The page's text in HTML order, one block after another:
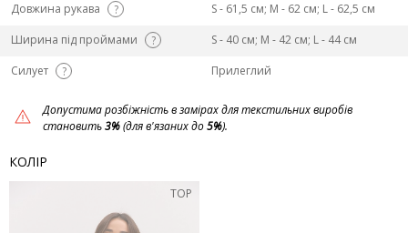
Довжина рукава
?
S - 61,5 см; M - 62 см; L - 62,5 см
Ширина під проймами
?
S - 40 см; M - 42 см; L - 44 см
Силует
? Прилеглий
Допустима розбіжність в замірах для текстильних виробів
становить3%(для в'язаних до5%).
КОЛІР
TOP